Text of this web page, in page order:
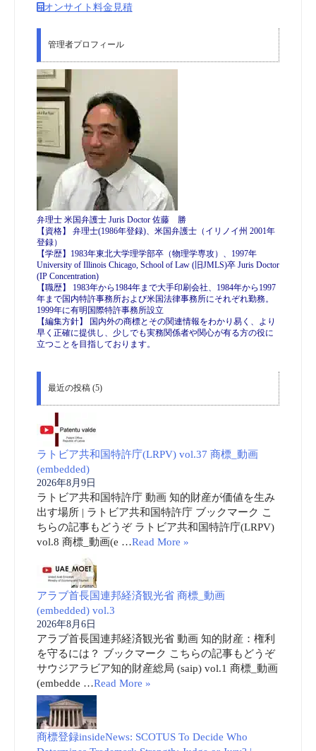
オンサイト料金見積
管理者プロフィール
弁理士 米国弁護士 Juris Doctor 佐藤 勝
【資格】 弁理士(1986年登録)、米国弁護士（イリノイ州 2001年
登録）
【学歴】1983年東北大学理学部卒（物理学専攻）、1997年
University of Illinois Chicago, School of Law (旧JMLS)卒 Juris Doctor
(IP Concentration)
【職歴】 1983年から1984年まで大手印刷会社、1984年から1997
年まで国内特許事務所および米国法律事務所にそれぞれ勤務。
1999年に有明国際特許事務所設立
【編集方針】 国内外の商標とその関連情報をわかり易く、より
早く正確に提供し、少しでも実務関係者や関心が有る方の役に
立つことを目指しております。
最近の投稿 (5)
ラトビア共和国特許庁(LRPV) vol.37 商標_動画
(embedded)
2026年8月9日
ラトビア共和国特許庁 動画 知的財産が価値を生み
出す場所 | ラトビア共和国特許庁 ブックマーク こ
ちらの記事もどうぞ ラトビア共和国特許庁(LRPV)
vol.8 商標_動画(e …Read More »
アラブ首長国連邦経済観光省 商標_動画
(embedded) vol.3
2026年8月6日
アラブ首長国連邦経済観光省 動画 知的財産：権利
を守るには？ ブックマーク こちらの記事もどうぞ
サウジアラビア知的財産総局 (saip) vol.1 商標_動画
(embedde …Read More »
商標登録insideNews: SCOTUS To Decide Who